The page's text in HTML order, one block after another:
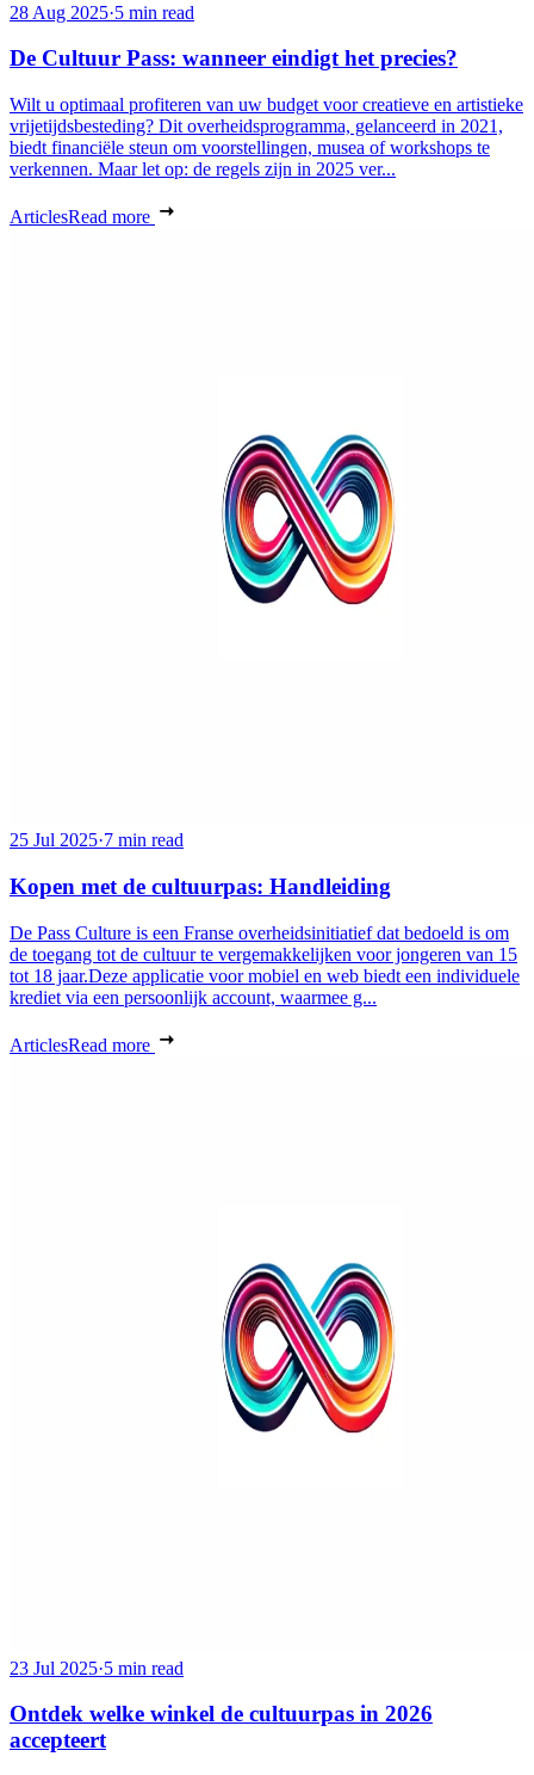
28 Aug 2025·5 min read
De Cultuur Pass: wanneer eindigt het precies?
Wilt u optimaal profiteren van uw budget voor creatieve en artistieke
vrijetijdsbesteding? Dit overheidsprogramma, gelanceerd in 2021,
biedt financiële steun om voorstellingen, musea of workshops te
verkennen. Maar let op: de regels zijn in 2025 ver...
ArticlesRead more
25 Jul 2025·7 min read
Kopen met de cultuurpas: Handleiding
De Pass Culture is een Franse overheidsinitiatief dat bedoeld is om
de toegang tot de cultuur te vergemakkelijken voor jongeren van 15
tot 18 jaar.Deze applicatie voor mobiel en web biedt een individuele
krediet via een persoonlijk account, waarmee g...
ArticlesRead more
23 Jul 2025·5 min read
Ontdek welke winkel de cultuurpas in 2026
accepteert